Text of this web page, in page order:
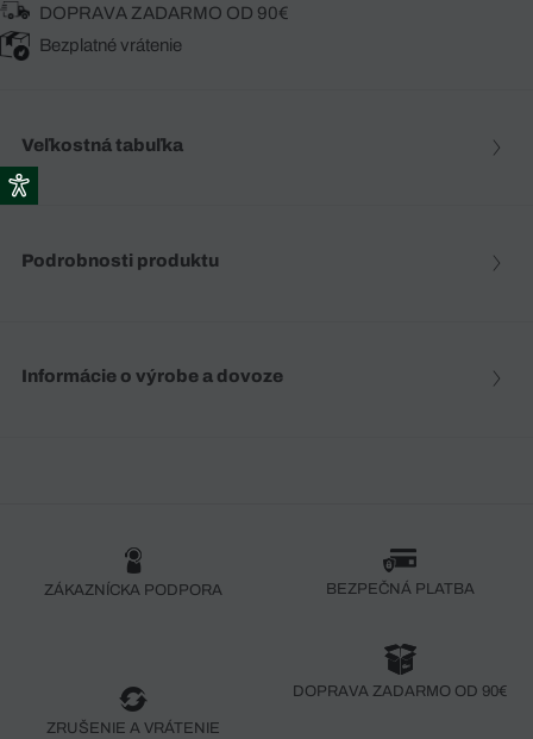
DOPRAVA ZADARMO OD 90€
Bezplatné vrátenie
Veľkostná tabuľka
Podrobnosti produktu
Informácie o výrobe a dovoze
ZÁKAZNÍCKA PODPORA BEZPEČNÁ PLATBA
ZRUŠENIE A VRÁTENIE
DOPRAVA ZADARMO OD 90€